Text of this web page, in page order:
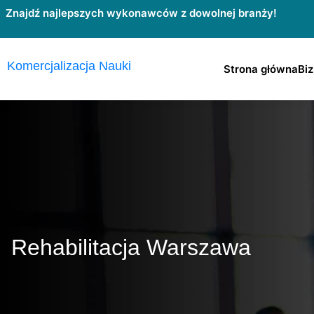
Przejdź
treści
Znajdź najlepszych wykonawców z dowolnej branży!
Komercjalizacja Nauki Strona główna
Rehabilitacja Warszawa